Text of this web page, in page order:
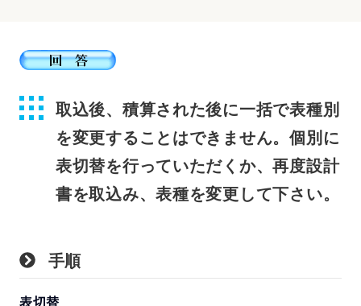
取込後、積算された後に一括で表種別
を変更することはできません。個別に
表切替を行っていただくか、再度設計
書を取込み、表種を変更して下さい。
手順
表切替